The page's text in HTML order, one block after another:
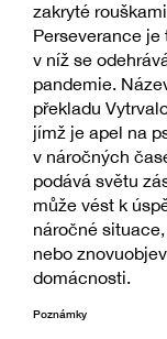
zakryté
Perseverance
v níž se
pandemie.
překladu
jímž je apel na
v náročných
podává světu
může vést k
náročné
nebo
domácnosti.
Poznámky